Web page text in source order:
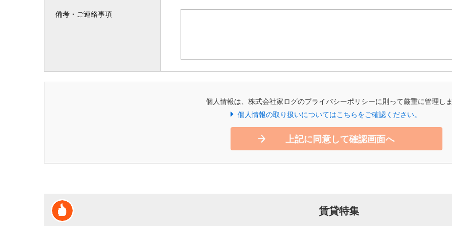
備考・ご連絡事項
個人情報は、株式会社家ログのプライバシーポリシーに則って厳重に管理し
個人情報の取り扱いについてはこちらをご確認ください。
上記に同意して確認画面へ
賃貸特集